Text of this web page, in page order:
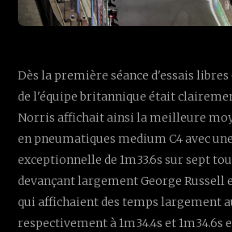
Dès la première séance d'essais
de l'équipe britannique était
Norris affichait ainsi la meilleure
en pneumatiques medium C4 avec
exceptionnelle de 1m33.6s sur sept
devançant largement George Russell
qui affichaient des temps largement
respectivement à 1m34.4s et 1m34.6s